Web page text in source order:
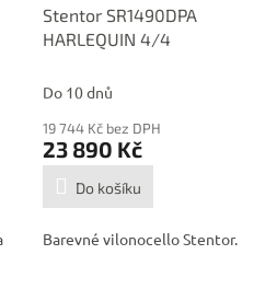
Stentor SR1490DPA
HARLEQUIN 4/4
Do 10 dnů
19 744 Kč bez DPH
23 890 Kč
Do košíku
Barevné vilonocello Stentor.